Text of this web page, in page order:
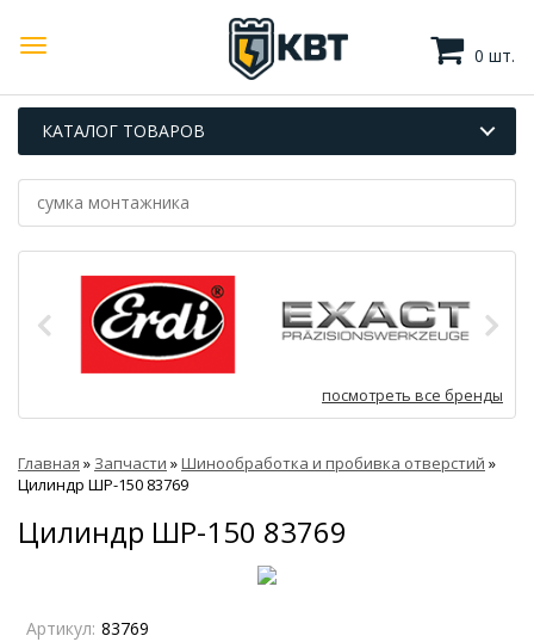
0 шт.
КАТАЛОГ ТОВАРОВ
посмотреть все бренды
Главная » Запчасти »Шинообработка и пробивка отверстий »
Цилиндр ШР-150 83769
Цилиндр ШР-150 83769
Артикул: 83769